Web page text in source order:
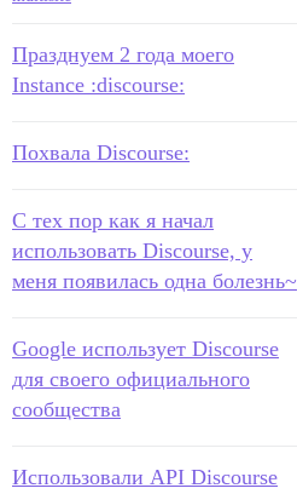
Празднуем 2 года моего
Instance :discourse:
Похвала Discourse:
С тех пор как я начал
использовать Discourse, у
меня появилась одна болезнь~
Google использует Discourse
для своего официального
сообщества
Использовали API Discourse